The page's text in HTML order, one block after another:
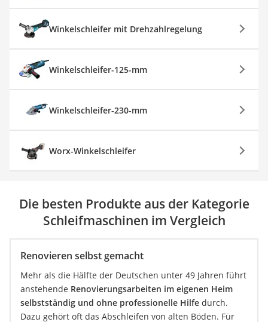
Winkelschleifer mit Drehzahlregelung
Winkelschleifer-125-mm
Winkelschleifer-230-mm
Worx-Winkelschleifer
Die besten Produkte aus der Kategorie
Schleifmaschinen im Vergleich
Renovieren selbst gemacht
Mehr als die Hälfte der Deutschen unter 49 Jahren führt
anstehende Renovierungsarbeiten im eigenen Heim
selbstständig und ohne professionelle Hilfe durch.
Dazu gehört oft das Abschleifen von alten Böden. Für